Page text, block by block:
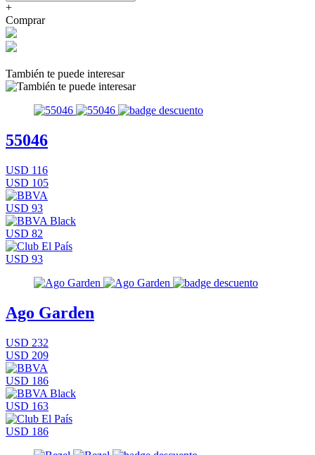
+
Comprar
También te puede interesar
55046
USD 116
USD 105
USD 93
USD 82
USD 93
Ago Garden
USD 232
USD 209
USD 186
USD 163
USD 186